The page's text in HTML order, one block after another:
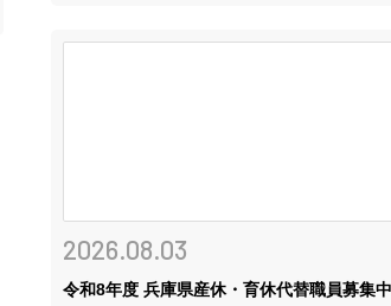
2026.08.03
令和8年度 兵庫県産休・育休代替職員募集中